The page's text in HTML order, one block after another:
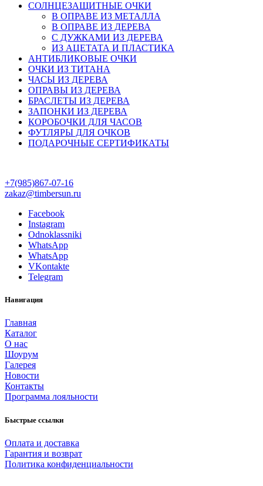
СОЛНЦЕЗАЩИТНЫЕ ОЧКИ
В ОПРАВЕ ИЗ МЕТАЛЛА
В ОПРАВЕ ИЗ ДЕРЕВА
С ДУЖКАМИ ИЗ ДЕРЕВА
ИЗ АЦЕТАТА И ПЛАСТИКА
АНТИБЛИКОВЫЕ ОЧКИ
ОЧКИ ИЗ ТИТАНА
ЧАСЫ ИЗ ДЕРЕВА
ОПРАВЫ ИЗ ДЕРЕВА
БРАСЛЕТЫ ИЗ ДЕРЕВА
ЗАПОНКИ ИЗ ДЕРЕВА
КОРОБОЧКИ ДЛЯ ЧАСОВ
ФУТЛЯРЫ ДЛЯ ОЧКОВ
ПОДАРОЧНЫЕ СЕРТИФИКАТЫ
+7(985)867-07-16
zakaz@timbersun.ru
Facebook
Instagram
Odnoklassniki
WhatsApp
WhatsApp
VKontakte
Telegram
Навигация
Главная
Каталог
О нас
Шоурум
Галерея
Новости
Контакты
Программа лояльности
Быстрые ссылки
Оплата и доставка
Гарантия и возврат
Политика конфиденциальности